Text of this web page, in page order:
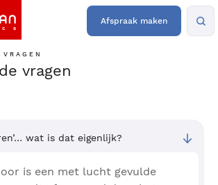
Afspraak maken
vragen
wat is dat eigenlijk?
is een met lucht gevulde